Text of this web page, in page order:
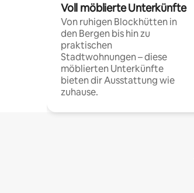
Voll möblierte Unterkünfte
Von ruhigen Blockhütten in
den Bergen bis hin zu
praktischen
Stadtwohnungen – diese
möblierten Unterkünfte
bieten dir Ausstattung wie
zuhause.